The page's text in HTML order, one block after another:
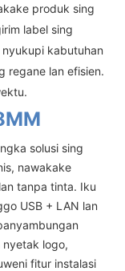
produk sing
label sing
kabutuhan
regane lan efisien.
solusi sing
nawakake
tanpa tinta. Iku
USB + LAN lan
nyetak logo,
fitur instalasi